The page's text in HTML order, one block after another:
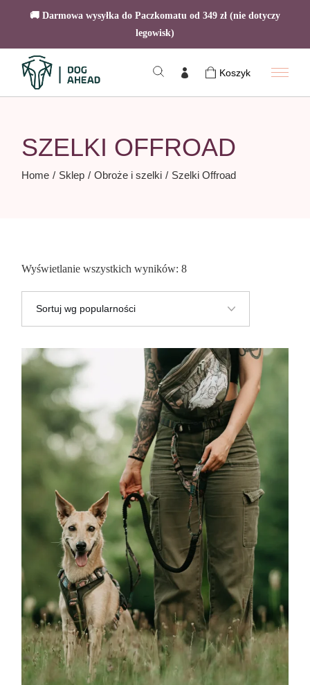
🚚 Darmowa wysyłka do Paczkomatu od 349 zł (nie dotyczy
legowisk)
content
Koszyk
SZELKI OFFROAD
Home Sklep Obroże i szelki Szelki Offroad
Wyświetlanie wszystkich wyników: 8